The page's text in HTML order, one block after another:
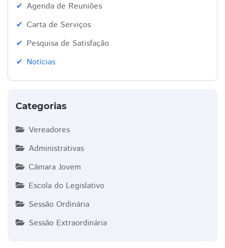
Agenda de Reuniões
Carta de Serviços
Pesquisa de Satisfação
Notícias
Categorias
Vereadores
Administrativas
Câmara Jovem
Escola do Legislativo
Sessão Ordinária
Sessão Extraordinária